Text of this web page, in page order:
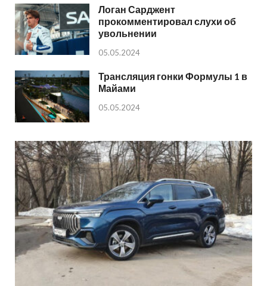
Логан Сарджент
прокомментировал слухи об
увольнении
05.05.2024
Трансляция гонки Формулы 1 в
Майами
05.05.2024